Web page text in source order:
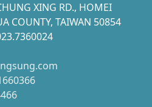
XING RD., HOMEI
COUNTY, TAIWAN 50854